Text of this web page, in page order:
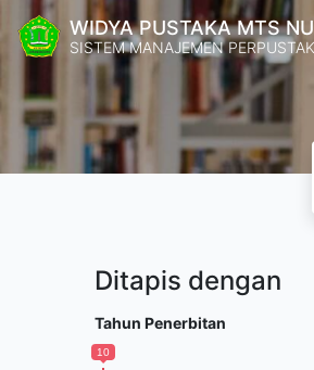
WIDYA PUSTAKA MTS
SISTEM MANAJEMEN
Ditapis dengan
Tahun Penerbitan
10